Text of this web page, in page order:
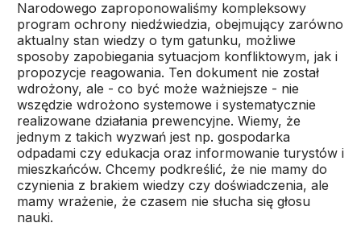
Narodowego zaproponowaliśmy kompleksowy
program ochrony niedźwiedzia, obejmujący zarówno
aktualny stan wiedzy o tym gatunku, możliwe
sposoby zapobiegania sytuacjom konfliktowym, jak i
propozycje reagowania. Ten dokument nie został
wdrożony, ale - co być może ważniejsze - nie
wszędzie wdrożono systemowe i systematycznie
realizowane działania prewencyjne. Wiemy, że
jednym z takich wyzwań jest np. gospodarka
odpadami czy edukacja oraz informowanie turystów i
mieszkańców. Chcemy podkreślić, że nie mamy do
czynienia z brakiem wiedzy czy doświadczenia, ale
mamy wrażenie, że czasem nie słucha się głosu
nauki.